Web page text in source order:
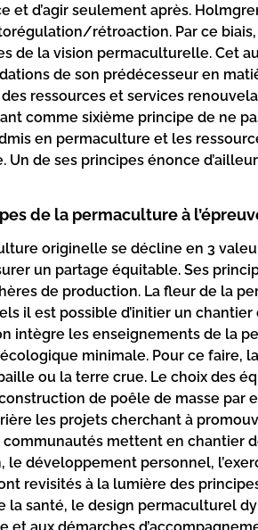
et d’agir seulement après.
rétroaction. Par ce
de la vision permaculturelle. Cet
de son prédécesseur en
des ressources et services
comme sixième principe de ne
en permaculture et les
Un de ses principes énonce
de la permaculture à
originelle se décline en 3
un partage équitable. Ses
de production. La fleur de la
il est possible d’initier un
intègre les enseignements de la
minimale. Pour ce faire,
ou la terre crue. Le choix des
de poêle de masse
les projets cherchant à
communautés mettent en chantier
le développement personnel,
revisités à la lumière des
la santé, le design permaculturel